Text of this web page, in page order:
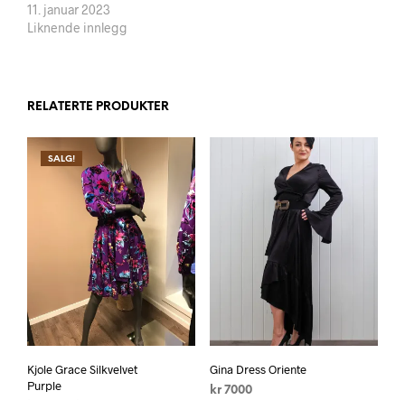
11. januar 2023
Liknende innlegg
RELATERTE PRODUKTER
SALG!
Kjole Grace Silkvelvet
Purple
Gina Dress Oriente
kr7000